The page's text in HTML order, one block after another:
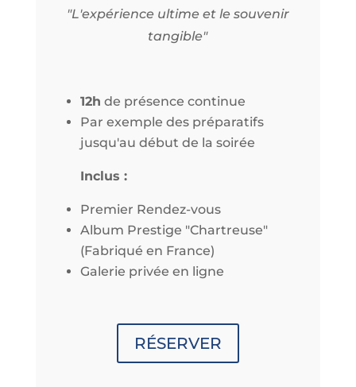
"L'expérience ultime et le souvenir
tangible"
12h de présence continue
Par exemple des préparatifs
jusqu'au début de la soirée
Inclus :
Premier Rendez-vous
Album Prestige "Chartreuse"
(Fabriqué en France)
Galerie privée en ligne
RÉSERVER